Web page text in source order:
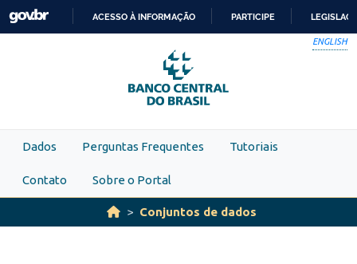
Skip to main content
PARA
O
CONTEÚDO
ACESSO À INFORMAÇÃO PARTICIPE
ENGLISH
Dados Perguntas Frequentes Tutoriais
Contato Sobre o Portal
Conjuntos de dados